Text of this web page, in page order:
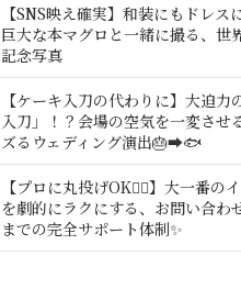
【SNS映え確実】和装にもドレス
巨大な本マグロと一緒に撮る、世
記念写真
【ケーキ入刀の代わりに】大迫力
入刀」！？会場の空気を一変させ
ズるウェディング演出🎂➡️🐟
【プロに丸投げOK🙆‍♂️】大一番の
を劇的にラクにする、お問い合わ
までの完全サポート体制✨